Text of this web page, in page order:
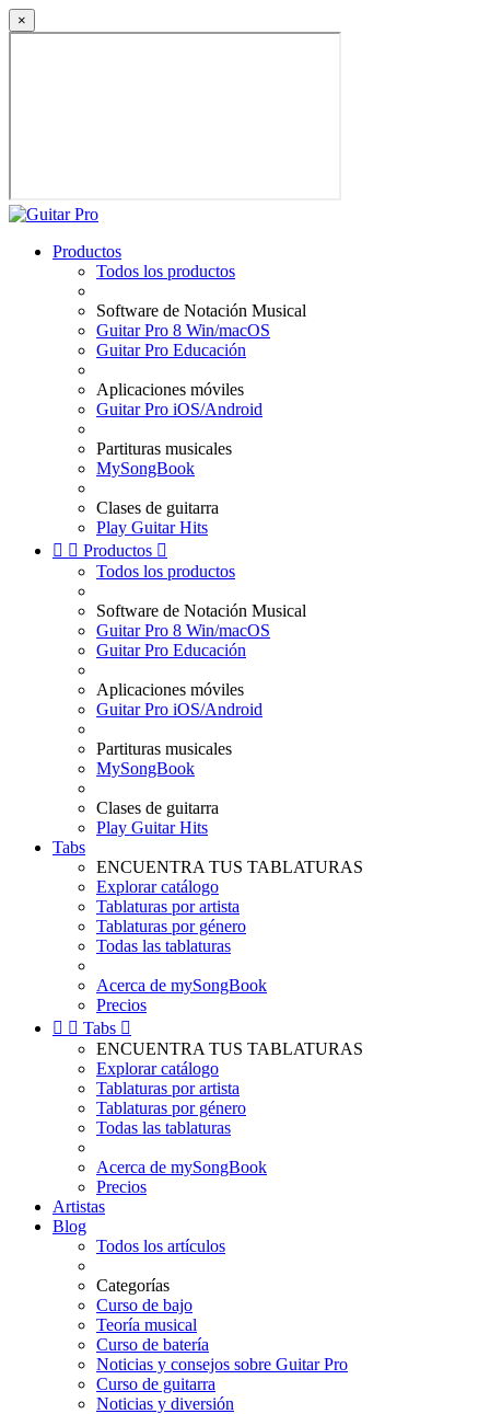
×
Productos
Todos los productos
Software de Notación Musical
Guitar Pro 8 Win/macOS
Guitar Pro Educación
Aplicaciones móviles
Guitar Pro iOS/Android
Partituras musicales
MySongBook
Clases de guitarra
Play Guitar Hits
  Productos 
Todos los productos
Software de Notación Musical
Guitar Pro 8 Win/macOS
Guitar Pro Educación
Aplicaciones móviles
Guitar Pro iOS/Android
Partituras musicales
MySongBook
Clases de guitarra
Play Guitar Hits
Tabs
ENCUENTRA TUS TABLATURAS
Explorar catálogo
Tablaturas por artista
Tablaturas por género
Todas las tablaturas
Acerca de mySongBook
Precios
  Tabs 
ENCUENTRA TUS TABLATURAS
Explorar catálogo
Tablaturas por artista
Tablaturas por género
Todas las tablaturas
Acerca de mySongBook
Precios
Artistas
Blog
Todos los artículos
Categorías
Curso de bajo
Teoría musical
Curso de batería
Noticias y consejos sobre Guitar Pro
Curso de guitarra
Noticias y diversión